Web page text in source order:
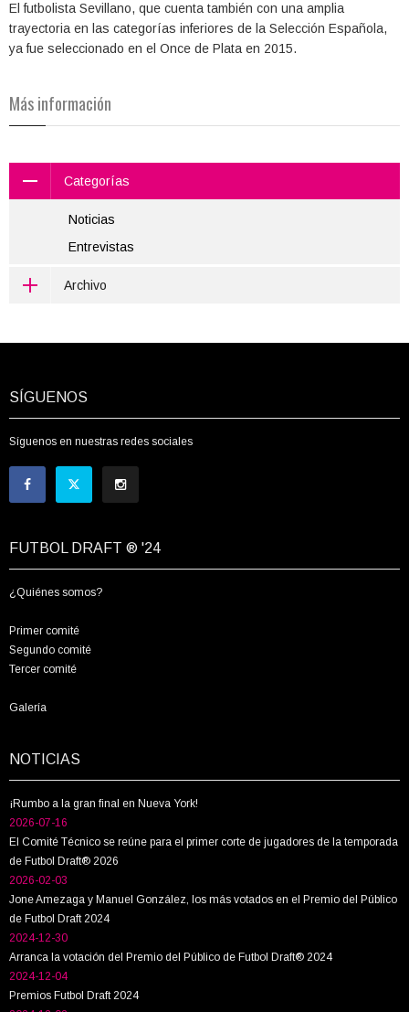
El futbolista Sevillano, que cuenta también con una amplia
trayectoria en las categorías inferiores de la Selección Española,
ya fue seleccionado en el Once de Plata en 2015.
Más información
Categorías
Noticias
Entrevistas
Archivo
SÍGUENOS
Síguenos en nuestras redes sociales
FUTBOL DRAFT ® '24
¿Quiénes somos?
Primer comité
Segundo comité
Tercer comité
Galería
NOTICIAS
¡Rumbo a la gran final en Nueva York!
2026-07-16
El Comité Técnico se reúne para el primer corte de jugadores de la temporada
de Futbol Draft® 2026
2026-02-03
Jone Amezaga y Manuel González, los más votados en el Premio del Público
de Futbol Draft 2024
2024-12-30
Arranca la votación del Premio del Público de Futbol Draft® 2024
2024-12-04
Premios Futbol Draft 2024